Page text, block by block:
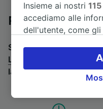
Pullman da
Stai cercando un
Lens a Parigi
Se
la paginatreni da Parigi
Insieme ai nostri115
accediamo alle
dell'utente, come
accettare o gestire
clic di seguito, tra
opporsi sulla base
dell'informativa